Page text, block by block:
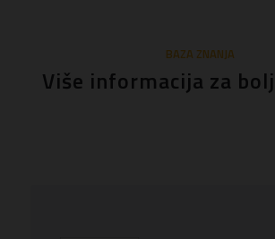
BAZA ZNANJA
Više informacija za